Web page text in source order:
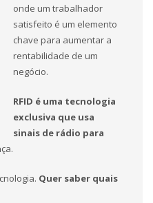
onde um trabalhador
satisfeito é um elemento
chave para aumentar a
rentabilidade de um
negócio.
RFID é uma tecnologia
exclusiva que usa
sinais de rádio para
Quer saber quais